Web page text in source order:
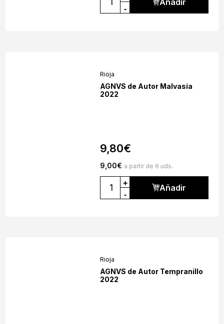
-
Rioja
AGNVS de Autor Malvasía
2022
9,80€
9,00€ a partir de 6 uds.
+
-
Añadir
Rioja
AGNVS de Autor Tempranillo
2022